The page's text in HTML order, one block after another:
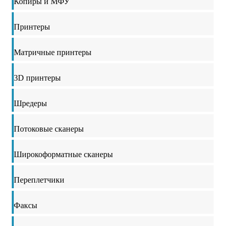
Принтеры
Матричные принтеры
3D принтеры
Шредеры
Потоковые сканеры
Широкоформатные сканеры
Переплетчики
Факсы